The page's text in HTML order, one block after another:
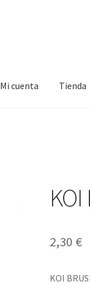
Mi cuenta Tienda
2,30 €
KOI